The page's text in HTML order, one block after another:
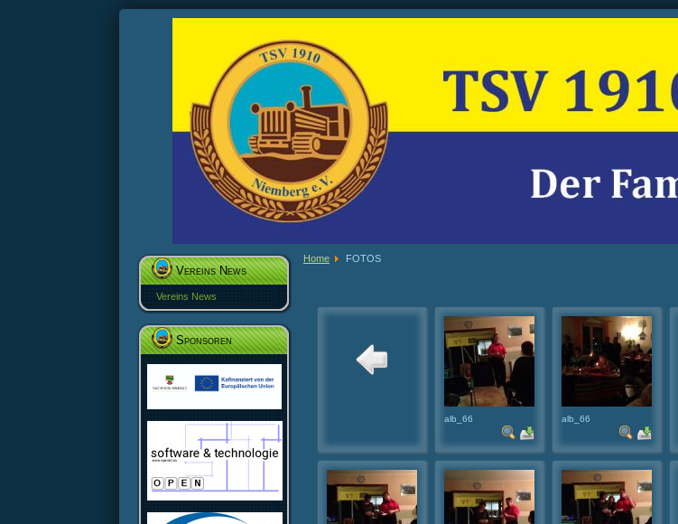
Vereins News
Vereins News
Sponsoren
Home FOTOS
alb_66 alb_66